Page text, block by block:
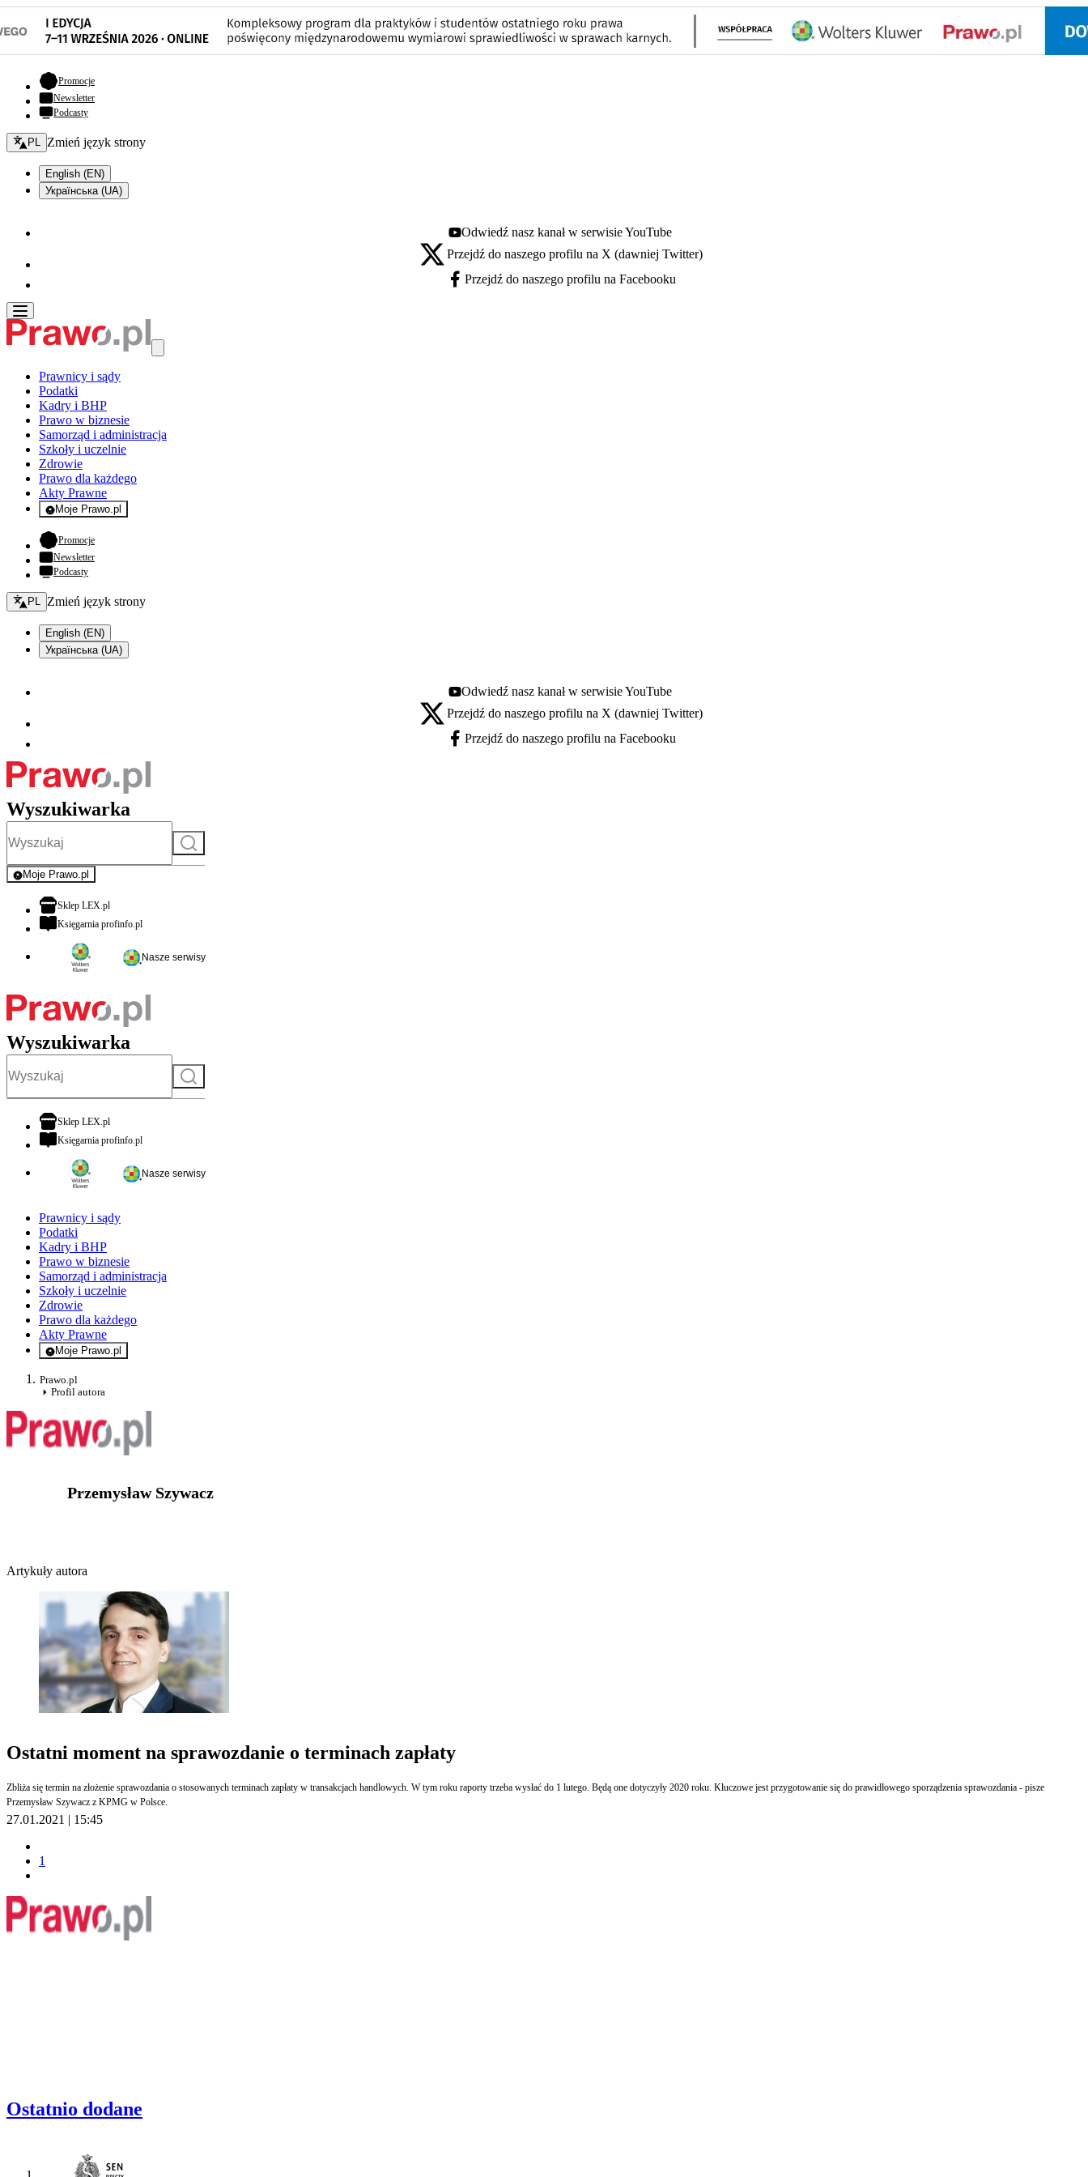
Promocje- otwiera się w nowej karcie
Newsletter
Podcasty
Zmień język - bieżący:
PL Zmień język strony
English (EN)
Українська (UA)
Youtube - otwiera się w nowej karcie
Odwiedź nasz kanał w serwisie YouTube
X - otwiera się w nowej karcie
Przejdź do naszego profilu na X (dawniej Twitter)
Facebook - otwiera się w nowej karcie
Przejdź do naszego profilu na Facebooku
Prawnicy i sądy
Podatki
Kadry i BHP
Prawo w biznesie
Samorząd i administracja
Szkoły i uczelnie
Zdrowie
Prawo dla każdego
Akty Prawne
Moje Prawo.pl
- rejestracja i logowanie do serwisu
Promocje- otwiera się w nowej karcie
Newsletter
Podcasty
Zmień język - bieżący:
PL Zmień język strony
English (EN)
Українська (UA)
Youtube - otwiera się w nowej karcie
Odwiedź nasz kanał w serwisie YouTube
X - otwiera się w nowej karcie
Przejdź do naszego profilu na X (dawniej Twitter)
Facebook - otwiera się w nowej karcie
Przejdź do naszego profilu na Facebooku
Wyszukiwarka
Szukaj
Moje Prawo.pl
- rejestracja i logowanie do serwisu
Sklep LEX.plotwiera się w nowej karcie
Księgarnia profinfo.plotwiera się w nowej karcie
Nasze serwisy
Wyszukiwarka
Szukaj
Sklep LEX.plotwiera się w nowej karcie
Księgarnia profinfo.plotwiera się w nowej karcie
Nasze serwisy
Prawnicy i sądy
Podatki
Kadry i BHP
Prawo w biznesie
Samorząd i administracja
Szkoły i uczelnie
Zdrowie
Prawo dla każdego
Akty Prawne
Moje Prawo.pl
- rejestracja i logowanie do serwisu
Prawo.pl
Profil autora
Przemysław Szywacz
Artykuły autora
Ostatni moment na sprawozdanie o terminach zapłaty
Zbliża się termin na złożenie sprawozdania o stosowanych terminach zapłaty w transakcjach handlowych. W tym roku raporty trzeba wysłać do 1 lutego. Będą one dotyczyły 2020 roku. Kluczowe jest przygotowanie się do prawidłowego sporządzenia sprawozdania - pisze
Przemysław Szywacz z KPMG w Polsce.
27.01.2021 | 15:45
1
Ostatnio dodane